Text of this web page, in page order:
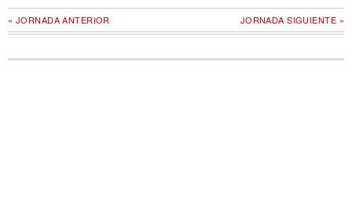
JORNADA SIGUIENTE »
« JORNADA ANTERIOR